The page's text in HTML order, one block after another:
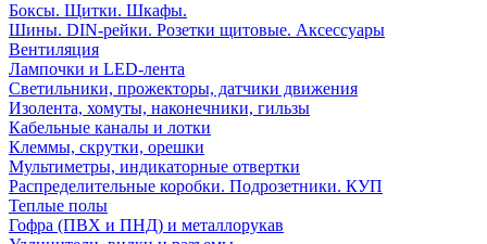
Боксы. Щитки. Шкафы.
Шины. DIN-рейки. Розетки щитовые. Аксессуары
Вентиляция
Лампочки и LED-лента
Светильники, прожекторы, датчики движения
Изолента, хомуты, наконечники, гильзы
Кабельные каналы и лотки
Клеммы, скрутки, орешки
Мультиметры, индикаторные отвертки
Распределительные коробки. Подрозетники. КУП
Теплые полы
Гофра (ПВХ и ПНД) и металлорукав